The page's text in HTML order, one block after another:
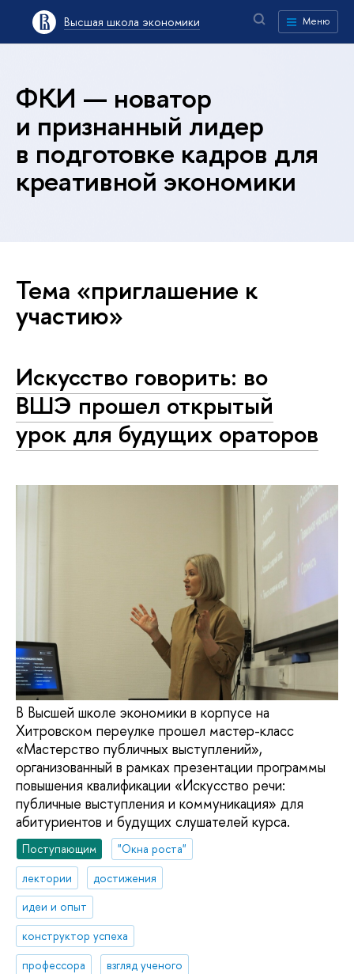
Высшая школа экономики Меню
ФКИ — новатор
и признанный лидер
в подготовке кадров для
креативной экономики
Тема «приглашение к
участию»
Искусство говорить: во
ВШЭ прошел открытый
урок для будущих ораторов
В Высшей школе экономики в корпусе на
Хитровском переулке прошел мастер-класс
«Мастерство публичных выступлений»,
организованный в рамках презентации программы
повышения квалификации «Искусство речи:
публичные выступления и коммуникация» для
абитуриентов и будущих слушателей курса.
Поступающим
"Окна роста"
лектории
достижения
идеи и опыт
конструктор успеха
профессора
взгляд ученого